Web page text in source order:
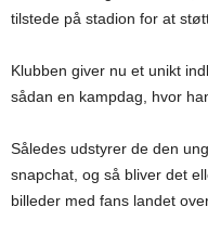
tilstede på stadion for at
Klubben giver nu et unikt
sådan en kampdag, hvor
Således udstyrer de den
snapchat, og så bliver det
billeder med fans landet